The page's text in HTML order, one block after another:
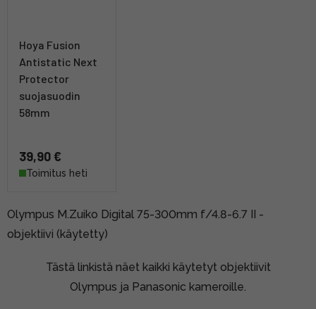
Hoya Fusion
Antistatic Next
Protector
suojasuodin
58mm
39,90 €
Toimitus heti
Olympus M.Zuiko Digital 75-300mm f/4.8-6.7 II -
objektiivi (käytetty)
Tästä linkistä näet kaikki käytetyt objektiivit
Olympus ja Panasonic kameroille.